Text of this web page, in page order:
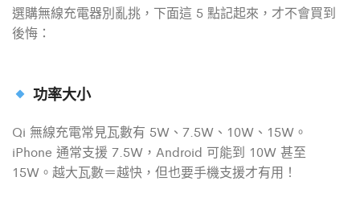
選購無線充電器別亂挑，下面這 5 點記起來，才不會買到
後悔：
功率大小
Qi 無線充電常見瓦數有 5W、7.5W、10W、15W。
iPhone 通常支援 7.5W，Android 可能到 10W 甚至
15W。越大瓦數＝越快，但也要手機支援才有用！